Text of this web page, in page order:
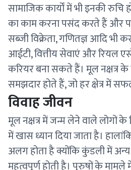
सामाजिक कार्यों में भी इनकी
का काम करना पसंद करते हैं और
सब्जी विक्रेता, गणितज्ञ आदि
आईटी, वित्तीय सेवाएं और रियल
करियर बना सकते हैं। मूल नक्षत्र
समझदार होते हैं, जो हर क्षेत्र में
विवाह जीवन
मूल नक्षत्र में जन्म लेने वाले लोगों के
में खास ध्यान दिया जाता है।
अलग होता है क्योंकि कुंडली में अन्य
महत्वपूर्ण होती है। पुरुषों के